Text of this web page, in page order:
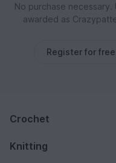
No purchase necessary.
awarded as
Register for free
Crochet
Knitting